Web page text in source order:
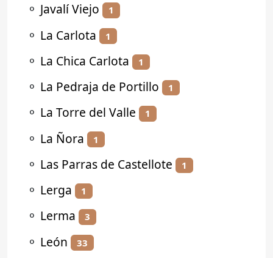
⚬ Javalí Viejo 1
⚬ La Carlota 1
⚬ La Chica Carlota 1
⚬ La Pedraja de Portillo 1
⚬ La Torre del Valle 1
⚬ La Ñora 1
⚬ Las Parras de Castellote 1
⚬ Lerga 1
⚬ Lerma 3
⚬ León 33